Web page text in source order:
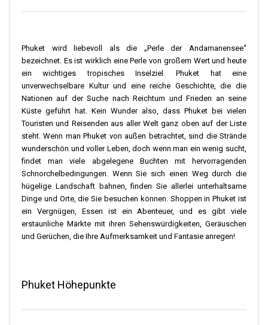
Phuket wird liebevoll als die „Perle der Andamanensee“
bezeichnet. Es ist wirklich eine Perle von großem Wert und heute
ein wichtiges tropisches Inselziel. Phuket hat eine
unverwechselbare Kultur und eine reiche Geschichte, die die
Nationen auf der Suche nach Reichtum und Frieden an seine
Küste geführt hat. Kein Wunder also, dass Phuket bei vielen
Touristen und Reisenden aus aller Welt ganz oben auf der Liste
steht. Wenn man Phuket von außen betrachtet, sind die Strände
wunderschön und voller Leben, doch wenn man ein wenig sucht,
findet man viele abgelegene Buchten mit hervorragenden
Schnorchelbedingungen. Wenn Sie sich einen Weg durch die
hügelige Landschaft bahnen, finden Sie allerlei unterhaltsame
Dinge und Orte, die Sie besuchen können. Shoppen in Phuket ist
ein Vergnügen, Essen ist ein Abenteuer, und es gibt viele
erstaunliche Märkte mit ihren Sehenswürdigkeiten, Geräuschen
und Gerüchen, die Ihre Aufmerksamkeit und Fantasie anregen!
Phuket Höhepunkte